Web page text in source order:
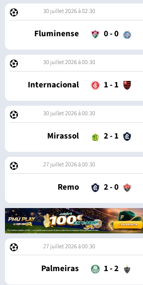
30 juillet 2026 à 02:30
Fluminense 0-0
30 juillet 2026 à 00:30
Internacional 1- 1
30 juillet 2026 à 00:30
Mirassol 2- 1
27 juillet 2026 à 00:30
Remo 2-0
27 juillet 2026 à 00:30
Palmeiras 1-2